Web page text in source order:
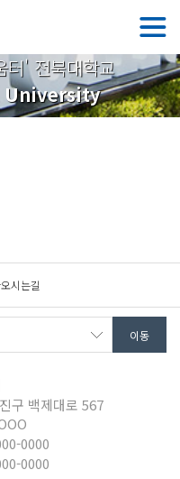
터' 전북대학교
University
시는길
구 백제대로 567
0000
0000